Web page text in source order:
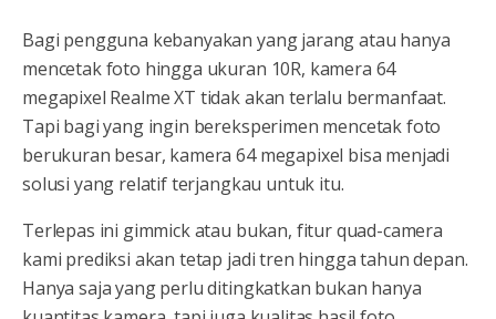
Bagi pengguna kebanyakan yang jarang atau hanya
mencetak foto hingga ukuran 10R, kamera 64
megapixel Realme XT tidak akan terlalu bermanfaat.
Tapi bagi yang ingin bereksperimen mencetak foto
berukuran besar, kamera 64 megapixel bisa menjadi
solusi yang relatif terjangkau untuk itu.
Terlepas ini gimmick atau bukan, fitur quad-camera
kami prediksi akan tetap jadi tren hingga tahun depan.
Hanya saja yang perlu ditingkatkan bukan hanya